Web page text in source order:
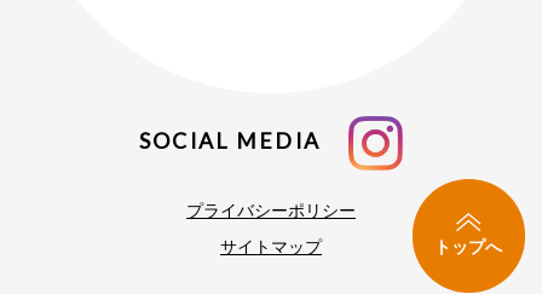
トップへ
SOCIAL MEDIA
プライバシーポリシー
サイトマップ